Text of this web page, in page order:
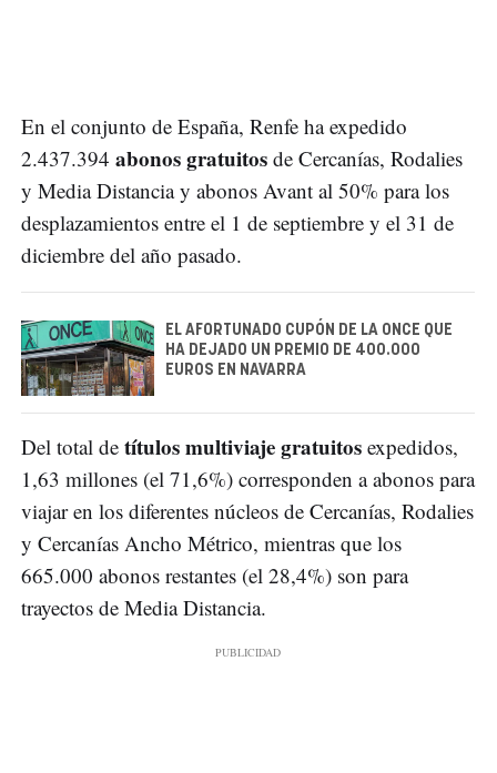
En el conjunto de España, Renfe ha expedido
2.437.394 abonos gratuitos de Cercanías, Rodalies
y Media Distancia y abonos Avant al 50% para los
desplazamientos entre el 1 de septiembre y el 31 de
diciembre del año pasado.
EL AFORTUNADO CUPÓN DE LA ONCE QUE
HA DEJADO UN PREMIO DE 400.000
EUROS EN NAVARRA
Del total de títulos multiviaje gratuitos expedidos,
1,63 millones (el 71,6%) corresponden a abonos para
viajar en los diferentes núcleos de Cercanías, Rodalies
y Cercanías Ancho Métrico, mientras que los
665.000 abonos restantes (el 28,4%) son para
trayectos de Media Distancia.